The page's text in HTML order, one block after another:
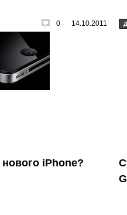
0 14.10.2011
iPhone?